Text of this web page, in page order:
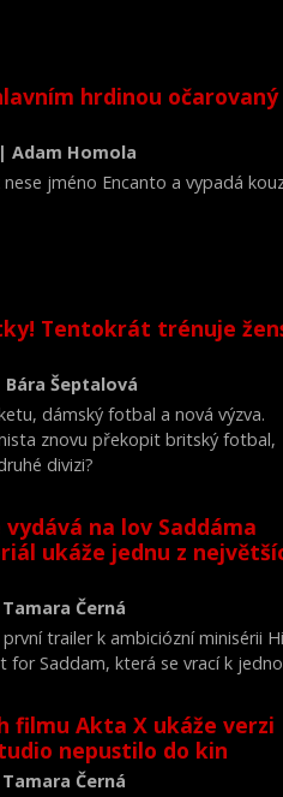
hrdinou očarovaný
Adam Homola
jméno Encanto a vypadá
Tentokrát trénuje
Šeptalová
dámský fotbal a nová výzva.
znovu překopit britský fotbal,
divizi?
vydává na lov Saddáma
ukáže jednu z
Černá
trailer k ambiciózní minisérii
for Saddam, která se vrací k
filmu Akta X ukáže verzi
nepustilo do kin
Černá